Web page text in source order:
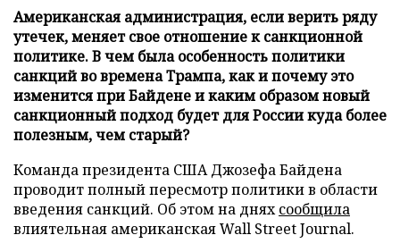
Американская администрация, если верить ряду
утечек, меняет свое отношение к санкционной
политике. В чем была особенность политики
санкций во времена Трампа, как и почему это
изменится при Байдене и каким образом новый
санкционный подход будет для России куда более
полезным, чем старый?
Команда президента США Джозефа Байдена
проводит полный пересмотр политики в области
введения санкций. Об этом на дняхсообщила
влиятельная американская Wall Street Journal.